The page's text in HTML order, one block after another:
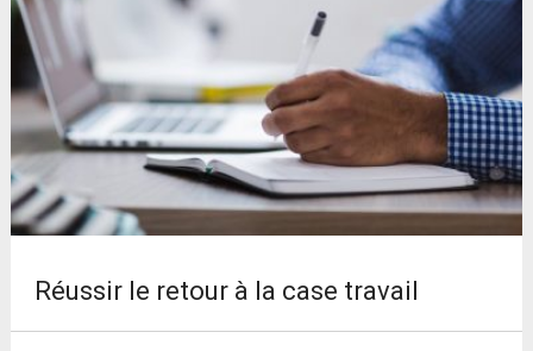
Réussir le retour à la case travail